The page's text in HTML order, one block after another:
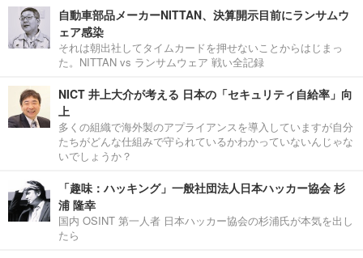
自動車部品メーカーNITTAN、決算開示目前にランサムウ
ェア感染
それは朝出社してタイムカードを押せないことからはじまっ
た。NITTAN vs ランサムウェア 戦い全記録
NICT 井上大介が考える 日本の「セキュリティ自給率」向
上
多くの組織で海外製のアプライアンスを導入していますが自分
たちがどんな仕組みで守られているかわかっていないんじゃな
いでしょうか？
「趣味：ハッキング」一般社団法人日本ハッカー協会 杉
浦 隆幸
国内 OSINT 第一人者 日本ハッカー協会の杉浦氏が本気を出し
たら